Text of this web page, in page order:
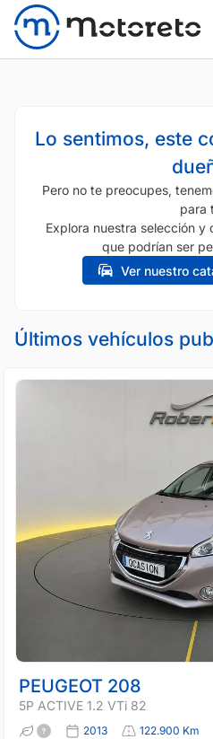
Lo sentimos, este
Pero no te preocupes,
para
Explora nuestra selección y
que podrían ser
Ver nuestro
Últimos vehículos
PEUGEOT 208
5P ACTIVE 1.2 VTi 82
2013 122.900 Km